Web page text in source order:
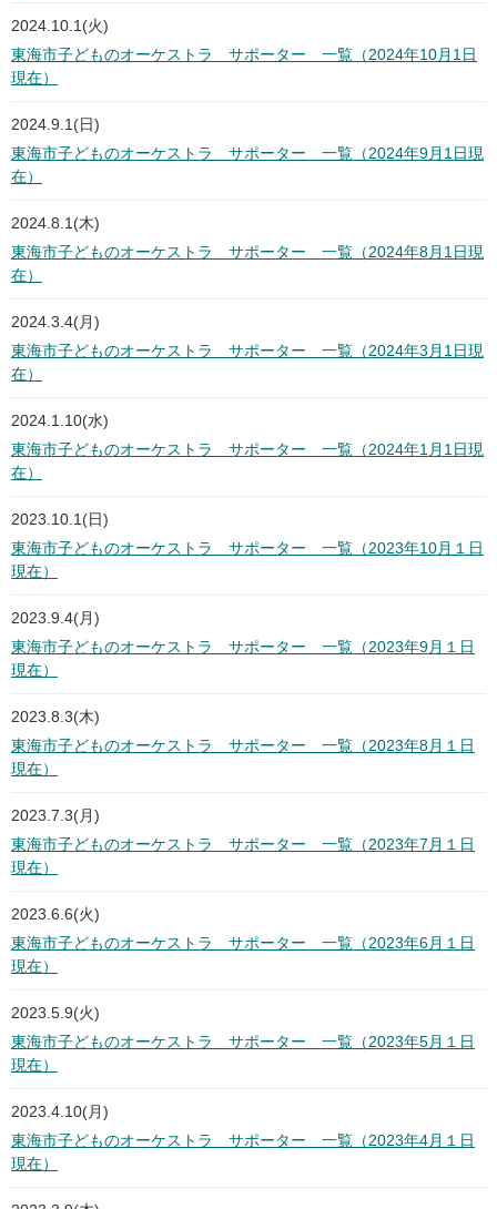
2024.10.1(火)
東海市子どものオーケストラ サポーター 一覧（2024年10月1日
現在）
2024.9.1(日)
東海市子どものオーケストラ サポーター 一覧（2024年9月1日現
在）
2024.8.1(木)
東海市子どものオーケストラ サポーター 一覧（2024年8月1日現
在）
2024.3.4(月)
東海市子どものオーケストラ サポーター 一覧（2024年3月1日現
在）
2024.1.10(水)
東海市子どものオーケストラ サポーター 一覧（2024年1月1日現
在）
2023.10.1(日)
東海市子どものオーケストラ サポーター 一覧（2023年10月１日
現在）
2023.9.4(月)
東海市子どものオーケストラ サポーター 一覧（2023年9月１日
現在）
2023.8.3(木)
東海市子どものオーケストラ サポーター 一覧（2023年8月１日
現在）
2023.7.3(月)
東海市子どものオーケストラ サポーター 一覧（2023年7月１日
現在）
2023.6.6(火)
東海市子どものオーケストラ サポーター 一覧（2023年6月１日
現在）
2023.5.9(火)
東海市子どものオーケストラ サポーター 一覧（2023年5月１日
現在）
2023.4.10(月)
東海市子どものオーケストラ サポーター 一覧（2023年4月１日
現在）